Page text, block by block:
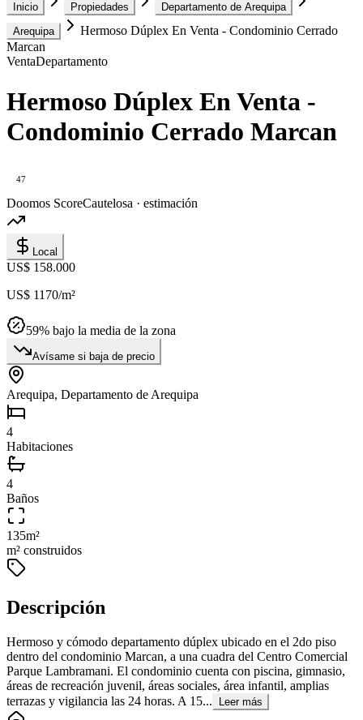
Inicio Propiedades
Departamento de Arequipa
Arequipa
Hermoso Dúplex En Venta - Condominio Cerrado
Marcan
VentaDepartamento
Hermoso Dúplex En Venta -
Condominio Cerrado Marcan
47
Doomos ScoreCautelosa · estimación
Local
US$ 158.000
US$ 1170/m²
59% bajo la media de la zona
Avísame si baja de precio
Arequipa, Departamento de Arequipa
4
Habitaciones
4
Baños
135m²
m² construidos
Descripción
Hermoso y cómodo departamento dúplex ubicado en el 2do piso
dentro del condominio Marcan, a una cuadra del Centro Comercial
Parque Lambramani. El condominio cuenta con piscina, gimnasio,
áreas de recreación juvenil, áreas sociales, área infantil, amplias
terrazas y vigilancia las 24 horas. A 15...
Leer más